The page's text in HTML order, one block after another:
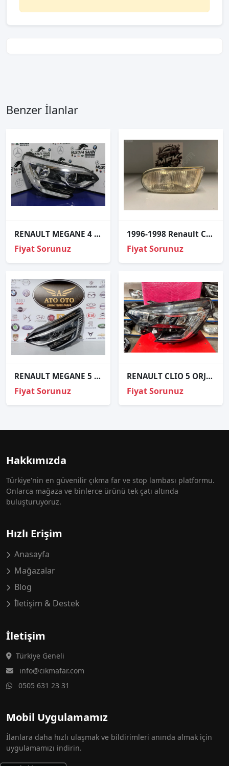
Benzer İlanlar
RENAULT MEGANE 4 SAG ÖN FAR 2020/24 260102357R
Fiyat Sorunuz
1996-1998 Renault Clio 1.6 Sağ Sis Farı
Fiyat Sorunuz
RENAULT MEGANE 5 ORJİNAL ÇIKMA SOL FAR
Fiyat Sorunuz
RENAULT CLIO 5 ORJINAL ÇIKMA SOL FAR
Fiyat Sorunuz
Hakkımızda
Türkiye'nin en güvenilir çıkma far ve stop lambası platformu.
Onlarca mağaza ve binlerce ürünü tek çatı altında
buluşturuyoruz.
Hızlı Erişim
Anasayfa
Mağazalar
Blog
İletişim & Destek
İletişim
Türkiye Geneli
info@cikmafar.com
0505 631 23 31
Mobil Uygulamamız
İlanlara daha hızlı ulaşmak ve bildirimleri anında almak için
uygulamamızı indirin.